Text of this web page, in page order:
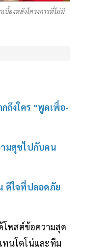
บื้องหลังโครงการที่ไม่มี
ถึงใคร "พูดเพื่อ-
มสุขไปกับคน
ดีใจที่ปลอดภัย
โพสต์ข้อความสุด
นโตโน่และทีม